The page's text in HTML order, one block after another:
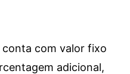
com valor fixo
adicional,